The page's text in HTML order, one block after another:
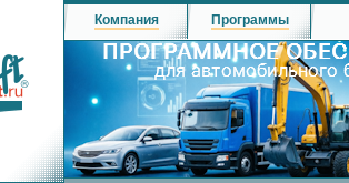
Компания Программы